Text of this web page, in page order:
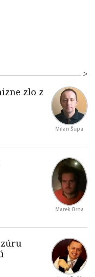
Milan Šupa
Marek Brna